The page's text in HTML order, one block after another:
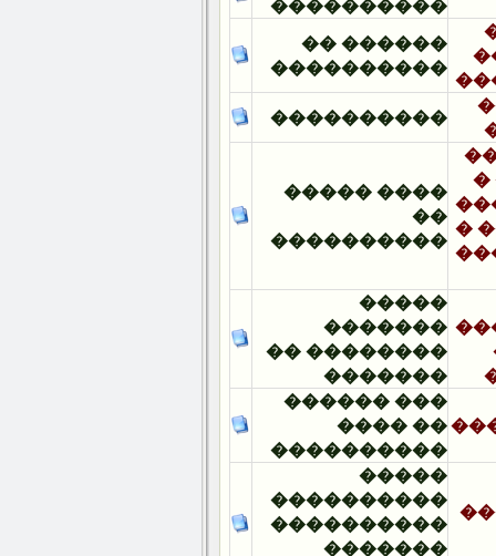
����������
������ ��
����������
����������
���� �����
��
����������
�����
�������
�������� ��
�������
��� ������
�� ����
����������
�����
����������
����������
�������